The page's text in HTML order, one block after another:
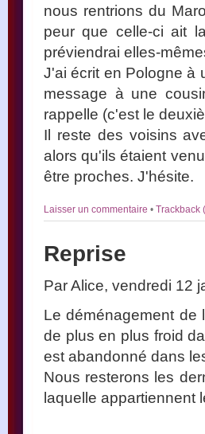
nous rentrions du
peur que celle-ci ait
préviendrai elles-
J'ai écrit en Pologne à
message à une
rappelle (c'est le
Il reste des voisins
alors qu'ils étaient
être proches. J'hésite.
Laisser un commentaire • Trackback
Reprise
Par Alice, vendredi 12
Le déménagement de
de plus en plus froid
est abandonné dans
Nous resterons les
laquelle appartiennent